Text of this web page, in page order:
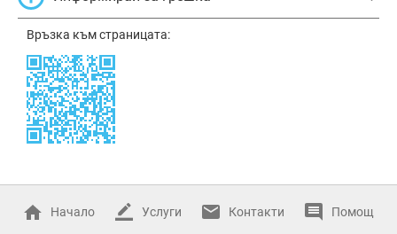
Връзка към страницата:
Начало Услуги Контакти Помощ